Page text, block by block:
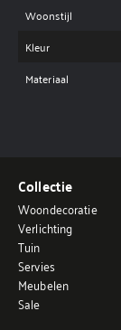
Woonstijl
Kleur
Materiaal
Collectie
Woondecoratie
Verlichting
Tuin
Servies
Meubelen
Sale